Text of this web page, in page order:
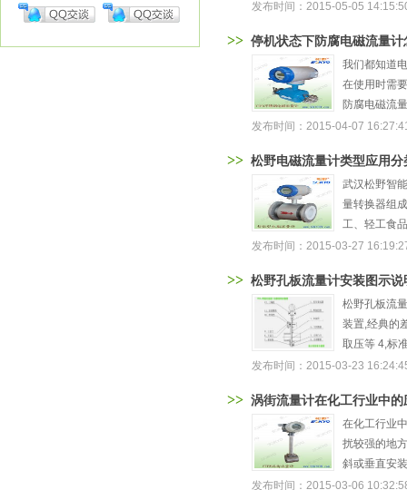
发布时间：2015-05-05
>> 停机状态下防腐电磁流量计
我们都知道
在使用时需
防腐电磁流
发布时间：2015-04-07
>> 松野电磁流量计类型应用分
武汉松野智
量转换器组
工、轻工食
发布时间：2015-03-27
>> 松野孔板流量计安装图示说
松野孔板流
装置,经典的
取压等 4,标
发布时间：2015-03-23
>> 涡街流量计在化工行业中的
在化工行业
扰较强的地
斜或垂直安
发布时间：2015-03-06